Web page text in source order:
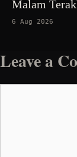
Malam
6 Aug 2026
Leave a